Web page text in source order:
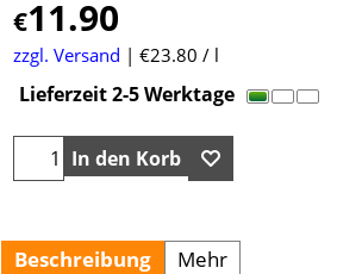
€11.90
zzgl. Versand €23.80 / l
Lieferzeit 2-5 Werktage
In den Korb
Beschreibung Mehr